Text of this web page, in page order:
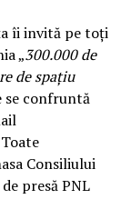
îi invită pe toți
„300.000 de
de spațiu
se confruntă
Consiliului
presă PNL